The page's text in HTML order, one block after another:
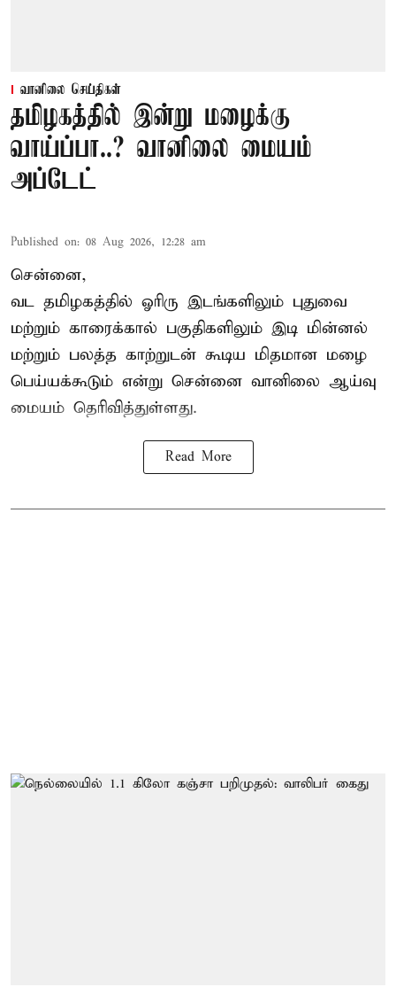
வானிலை செய்திகள்
தமிழகத்தில் இன்று மழைக்கு
வாய்ப்பா..? வானிலை மையம்
அப்டேட்
Published on: 08 Aug 2026, 12:28 am
சென்னை,
வட தமிழகத்தில் ஓரிரு இடங்களிலும் புதுவை
மற்றும் காரைக்கால் பகுதிகளிலும் இடி மின்னல்
மற்றும் பலத்த காற்றுடன் கூடிய மிதமான மழை
பெய்யக்கூடும் என்று சென்னை வானிலை ஆய்வு
மையம் தெரிவித்துள்ளது.
Read More